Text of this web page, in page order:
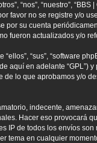
“nos”, “nuestro”,
favor no se registre y/o
su cuenta
fueron actualizados y/o
“sus”, “software
aquí en adelante “GPL”)
lo que aprobamos y/o
indecente,
Hacer eso provocará
IP de todos los envíos
tema en cualquier